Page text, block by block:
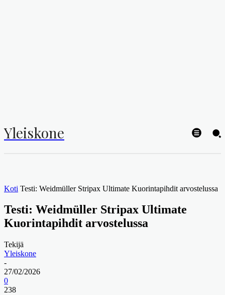
Yleiskone
Koti Testi: Weidmüller Stripax Ultimate Kuorintapihdit arvostelussa
Testi: Weidmüller Stripax Ultimate
Kuorintapihdit arvostelussa
Tekijä
Yleiskone
-
27/02/2026
0
238